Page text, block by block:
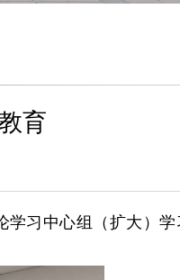
育
学习中心组（扩大）学